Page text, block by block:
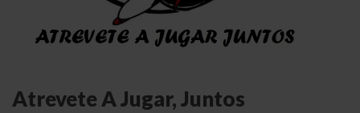
Atrevete A Jugar, Juntos